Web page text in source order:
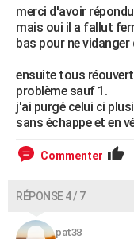
merci d'avoir
mais oui il a fallut
bas pour ne vidanger
ensuite tous
problème sauf 1.
j'ai purgé celui ci
sans échappe et en
Commenter
RÉPONSE 4 / 7
pat38